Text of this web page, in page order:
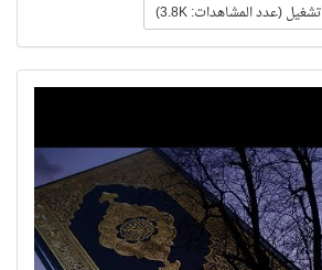
تشغيل (عدد المشاهدات: 3.8K)